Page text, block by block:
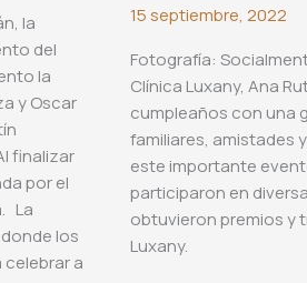
la
del
la
y Oscar
finalizar
por el
La
los
a
15 septiembre, 2022
Fotografía:
Clínica Luxany, Ana
cumpleaños con una
familiares, amistades
este importante
participaron en
obtuvieron premios y
Luxany.